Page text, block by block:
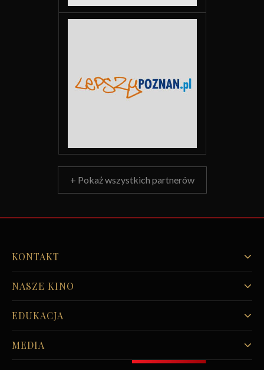
+ Pokaż wszystkich partnerów
KONTAKT
NASZE KINO
EDUKACJA
MEDIA